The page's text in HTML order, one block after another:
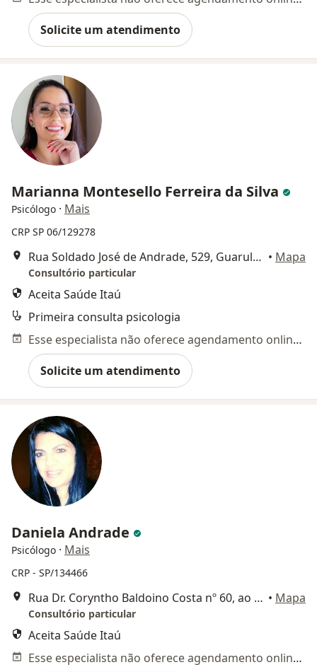
Solicite um atendimento
Marianna Montesello Ferreira da Silva
Psicólogo · Mais
CRP SP 06/129278
Rua Soldado José de Andrade, 529, Guarulhos • Mapa
Consultório particular
Aceita Saúde Itaú
Primeira consulta psicologia
Esse especialista não oferece agendamento online para esse endereço.
Solicite um atendimento
Daniela Andrade
Psicólogo · Mais
CRP - SP/134466
Rua Dr. Coryntho Baldoino Costa nº 60, ao lado do metro Carrão, São Paulo • Mapa
Consultório particular
Aceita Saúde Itaú
Esse especialista não oferece agendamento online para esse endereço.